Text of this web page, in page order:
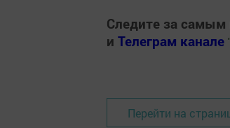
Следите за
и Телеграм канале
Перейти на